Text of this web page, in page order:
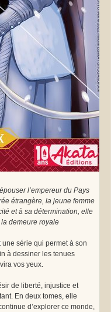
l’empereur du Pays
étrangère, la jeune femme
et à sa détermination, elle
demeure royale
une série qui permet à son
à dessiner les tenues
vos yeux.
de liberté, injustice et
En deux tomes, elle
d’explorer ce monde,